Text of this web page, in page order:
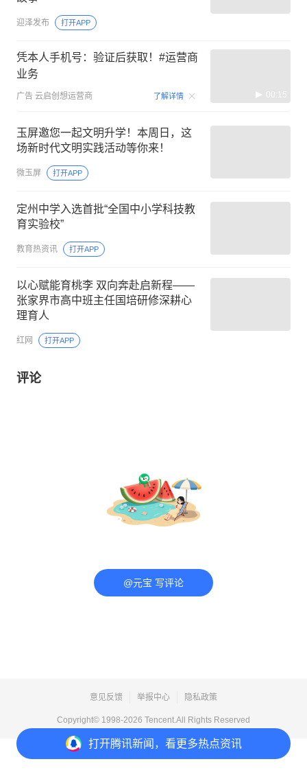
打开腾讯新闻，看更多热点资讯
迎泽发布 打开APP
凭本人手机号：验证后获取！#运营商
业务
广告 云启创想运营商 了解详情 00:15
玉屏邀您一起文明升学！本周日，这
场新时代文明实践活动等你来！
微玉屏 打开APP
定州中学入选首批“全国中小学科技教
育实验校”
教育热资讯 打开APP
以心赋能育桃李 双向奔赴启新程——
张家界市高中班主任国培研修深耕心
理育人
红网 打开APP
评论
@元宝 写评论
意见反馈 举报中心 隐私政策
Copyright© 1998-2026 Tencent.All Rights Reserved